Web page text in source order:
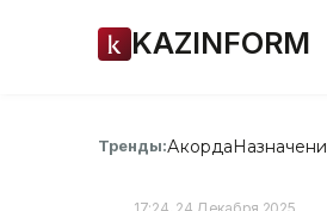
KAZINFORM
Тренды:Акорда